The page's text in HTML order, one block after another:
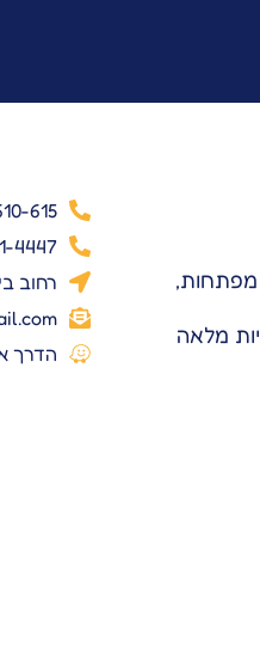
מפתחות,
מלאה
615
4447
רחוב בית
הדרך